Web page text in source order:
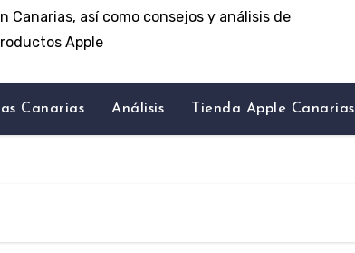
Canarias, así como consejos y análisis de
Apple
Canarias Análisis Tienda Apple Canarias